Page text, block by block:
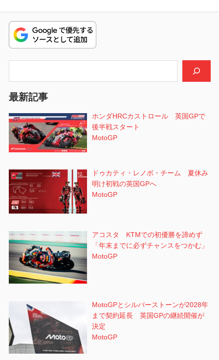
ビ
ゲ
ー
ン
稿:
最新記事
ホンダHRCカストロール 英国GPで
後半戦スタート
MotoGP
ドゥカティ・レノボ・チーム 夏休み
明け初戦の英国GPへ
MotoGP
アコスタ KTMでの初優勝を諦めず
「年末までに必ずチャンスをつかむ」
MotoGP
MotoGPとシルバーストーンが2028年
まで契約延長 英国GPの継続開催が
決定
MotoGP